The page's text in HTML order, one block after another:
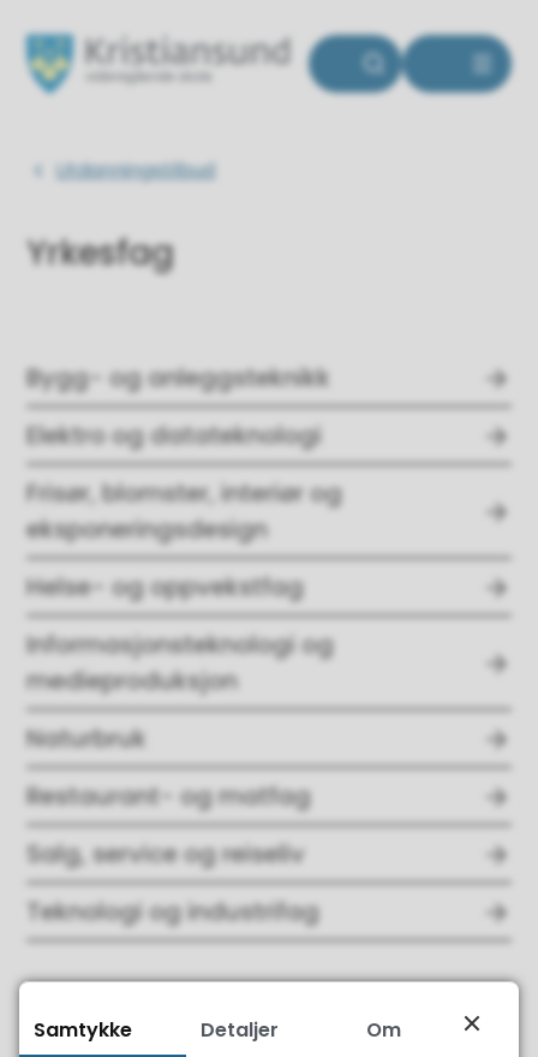
Du er her:
Utdanningstilbud
Yrkesfag
Bygg- og anleggsteknikk
Elektro og datateknologi
Frisør, blomster, interiør og
eksponeringsdesign
Helse- og oppvekstfag
Informasjonsteknologi og
medieproduksjon
Naturbruk
Restaurant- og matfag
Salg, service og reiseliv
Teknologi og industrifag
Samtykke Detaljer
Om